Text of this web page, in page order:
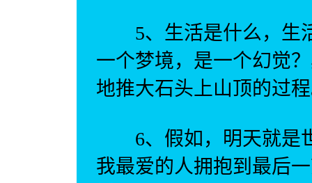
5、生活是什么，生
一个梦境，是一个幻觉
地推大石头上山顶的过
6、假如，明天就是
我最爱的人拥抱到最后